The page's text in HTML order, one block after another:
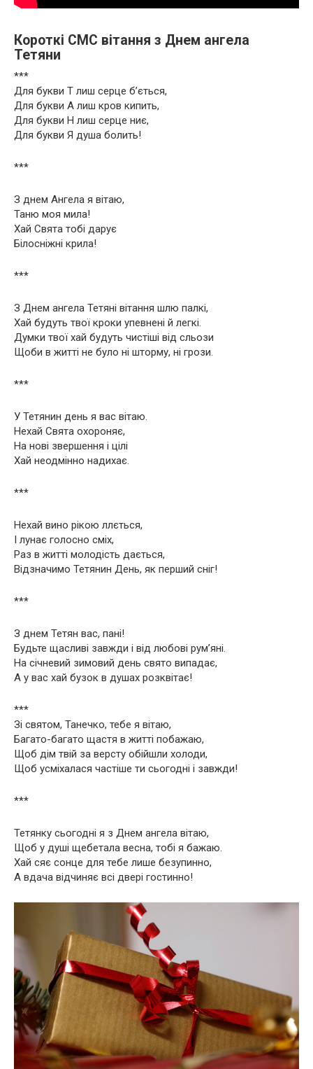
Короткі СМС вітання з Днем ангела
Тетяни
***
Для букви Т лиш серце б’ється,
Для букви А лиш кров кипить,
Для букви Н лиш серце ниє,
Для букви Я душа болить!
***
З днем Ангела я вітаю,
Таню моя мила!
Хай Свята тобі дарує
Білосніжні крила!
***
З Днем ангела Тетяні вітання шлю палкі,
Хай будуть твої кроки упевнені й легкі.
Думки твої хай будуть чистіші від сльози
Щоби в житті не було ні шторму, ні грози.
***
У Тетянин день я вас вітаю.
Нехай Свята охороняє,
На нові звершення і цілі
Хай неодмінно надихає.
***
Нехай вино рікою ллється,
І лунає голосно сміх,
Раз в житті молодість дається,
Відзначимо Тетянин День, як перший сніг!
***
З днем Тетян вас, пані!
Будьте щасливі завжди і від любові рум’яні.
На січневий зимовий день свято випадає,
А у вас хай бузок в душах розквітає!
***
Зі святом, Танечко, тебе я вітаю,
Багато-багато щастя в житті побажаю,
Щоб дім твій за версту обійшли холоди,
Щоб усміхалася частіше ти сьогодні і завжди!
***
Тетянку сьогодні я з Днем ангела вітаю,
Щоб у душі щебетала весна, тобі я бажаю.
Хай сяє сонце для тебе лише безупинно,
А вдача відчиняє всі двері гостинно!